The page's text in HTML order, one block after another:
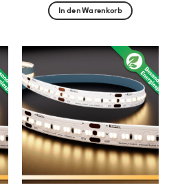
In den Warenkorb